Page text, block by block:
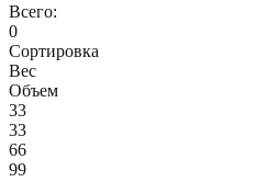
Всего:
0
Сортировка
Вес
Объем
33
33
66
99